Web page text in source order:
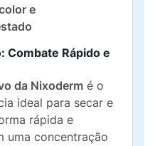
e
Combate Rápido e
da Nixoderm é o
ideal para secar e
rápida e
uma concentração